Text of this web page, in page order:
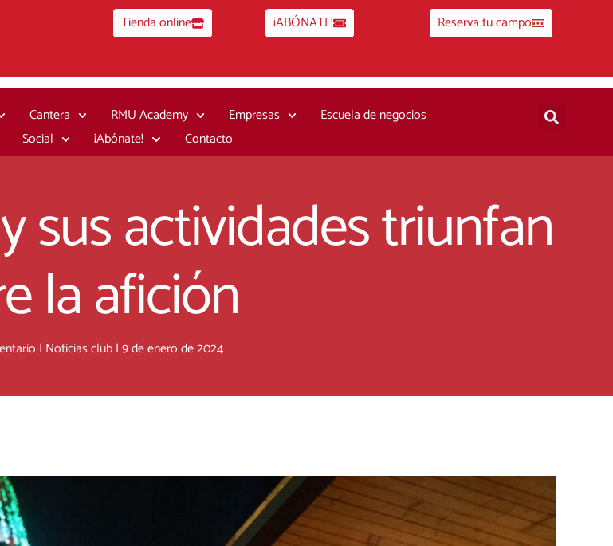
Tienda online ¡ABÓNATE! Reserva tu campo
Cantera RMU Academy Empresas
Escuela de negocios
Social ¡Abónate! Contacto
sus actividades triunfan
la afición
| Noticias club|9 de enero de 2024